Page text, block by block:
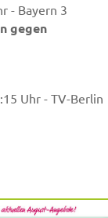
- Bayern 3
gegen
Uhr - TV-Berlin